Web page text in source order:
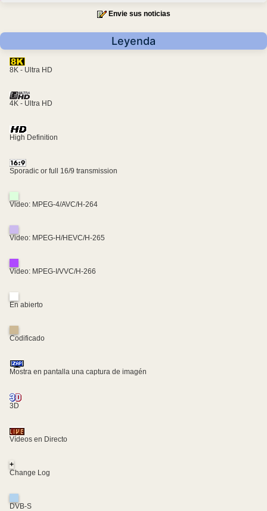
Envie sus noticias
Leyenda
8K - Ultra HD
4K - Ultra HD
High Definition
Sporadic or full 16/9 transmission
Video: MPEG-4/AVC/H-264
Video: MPEG-H/HEVC/H-265
Video: MPEG-I/VVC/H-266
En abierto
Codificado
Mostra en pantalla una captura de imagén
3D
Vídeos en Directo
+
Change Log
DVB-S